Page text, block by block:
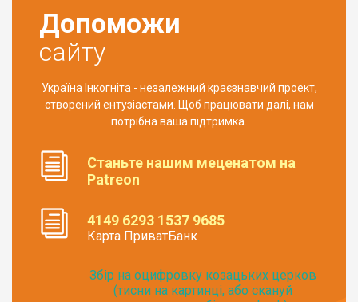
Допоможи
сайту
Україна Інкогніта - незалежний краєзнавчий проект,
створений ентузіастами. Щоб працювати далі, нам
потрібна ваша підтримка.
Станьте нашим меценатом на
Patreon
4149 6293 1537 9685
Карта ПриватБанк
Збір на оцифровку козацьких церков
(тисни на картинці, або скануй